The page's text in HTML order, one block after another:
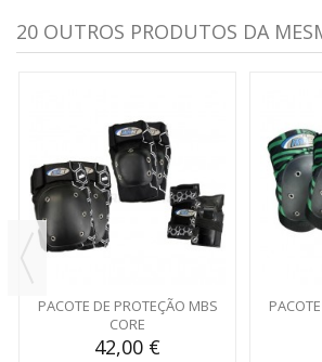
20 OUTROS PRODUTOS DA
PACOTE DE PROTEÇÃO MBS
CORE
42,00 €